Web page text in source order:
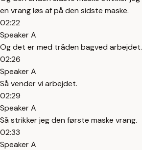
en vrang løs af på den sidste maske.
02:22
Speaker A
Og det er med tråden bagved arbejdet.
02:26
Speaker A
Så vender vi arbejdet.
02:29
Speaker A
Så strikker jeg den første maske vrang.
02:33
Speaker A